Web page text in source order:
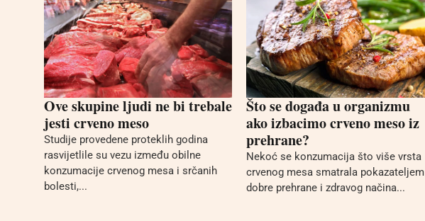
Ove skupine ljudi ne bi trebale
jesti crveno meso
Studije provedene proteklih godina
rasvijetlile su vezu između obilne
konzumacije crvenog mesa i srčanih
bolesti,...
Što se događa u organizmu
ako izbacimo crveno meso iz
prehrane?
Nekoć se konzumacija što više vrsta
crvenog mesa smatrala pokazateljem
dobre prehrane i zdravog načina...